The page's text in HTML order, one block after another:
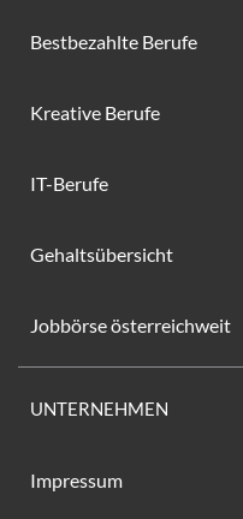
Bestbezahlte Berufe
Kreative Berufe
IT-Berufe
Gehaltsübersicht
Jobbörse österreichweit
UNTERNEHMEN
Impressum